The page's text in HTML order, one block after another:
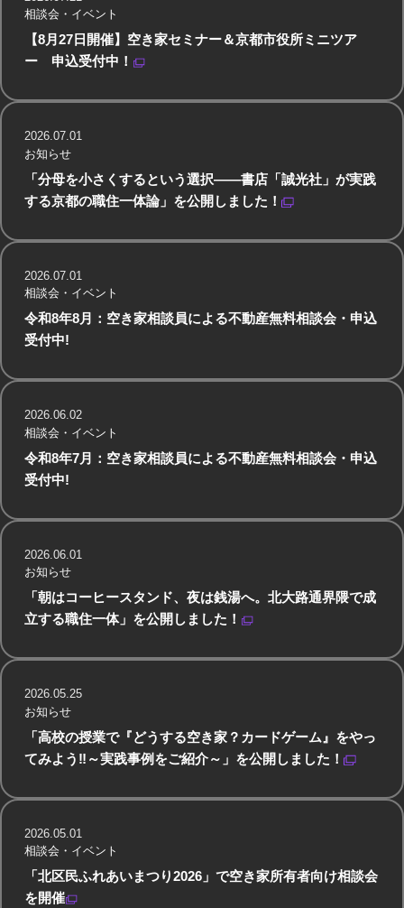
【8月27日開催】空き家セミナー＆京都市役所ミニツア
ー 申込受付中！
相談会・イベント
「分母を小さくするという選択——書店「誠光社」が実践
する京都の職住一体論」を公開しました！
2026.07.01
お知らせ
令和8年8月：空き家相談員による不動産無料相談会・申込
受付中!
2026.07.01
相談会・イベント
令和8年7月：空き家相談員による不動産無料相談会・申込
受付中!
2026.06.02
相談会・イベント
「朝はコーヒースタンド、夜は銭湯へ。北大路通界隈で成
立する職住一体」を公開しました！
2026.06.01
お知らせ
「高校の授業で『どうする空き家？カードゲーム』をやっ
てみよう‼～実践事例をご紹介～」を公開しました！
2026.05.25
お知らせ
「北区民ふれあいまつり2026」で空き家所有者向け相談会
を開催
2026.05.01
相談会・イベント